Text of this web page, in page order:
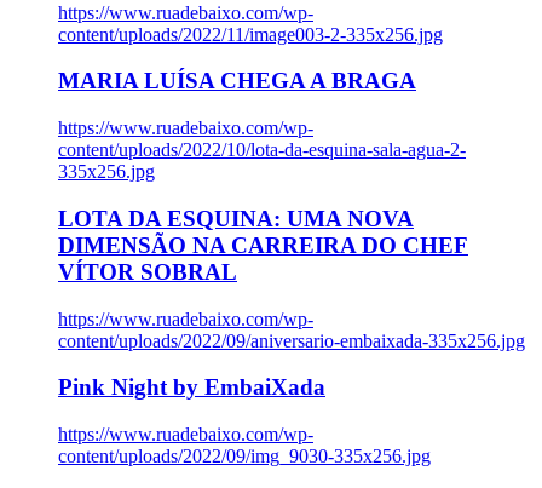
https://www.ruadebaixo.com/wp-
content/uploads/2022/11/image003-2-335x256.jpg
MARIA LUÍSA CHEGA A BRAGA
https://www.ruadebaixo.com/wp-
content/uploads/2022/10/lota-da-esquina-sala-agua-2-
335x256.jpg
LOTA DA ESQUINA: UMA NOVA
DIMENSÃO NA CARREIRA DO CHEF
VÍTOR SOBRAL
https://www.ruadebaixo.com/wp-
content/uploads/2022/09/aniversario-embaixada-335x256.jpg
Pink Night by EmbaiXada
https://www.ruadebaixo.com/wp-
content/uploads/2022/09/img_9030-335x256.jpg